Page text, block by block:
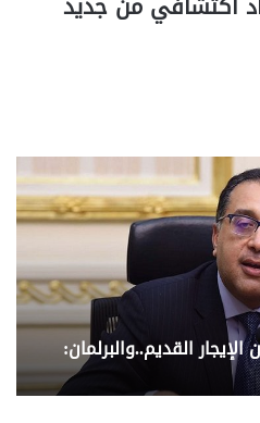
القديم..والبرلمان:
..
من